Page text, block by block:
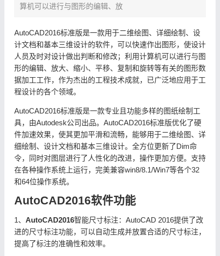
算机可以进行与图形的编辑、放
AutoCAD2016标准版是一款用于二维绘图、详细绘制、设
计文档和基本三维设计的软件，可以快速作出图形，使设计
人员及时对设计做出判断和修改；利用计算机可以进行与图
形的编辑、放大、缩小、平移、复制和旋转等有关的图形数
据加工工作，作为杰出的工程技术成就，已广泛地应用于工
程设计的各个领域。
AutoCAD2016标准版是一款专业且功能多样的图纸绘制工
具，由Autodesk公司出品。AutoCAD2016标准版优化了硬
件加速效果，使其更加平滑和流畅，能够用于二维绘图、详
细绘制、设计文档和基本三维设计。全方位更新了Dim命
令，同时对图层进行了人性化的改进，操作更加方便。支持
在各种操作系统上运行，完美兼容win8/8.1/Win7等各个32
和64位操作系统。
AutoCAD2016软件功能
1、 AutoCAD2016智能尺寸标注：AutoCAD 2016提供了改
进的尺寸标注功能，可以自动生成并放置合适的尺寸标注，
提高了标注的准确性和效率。